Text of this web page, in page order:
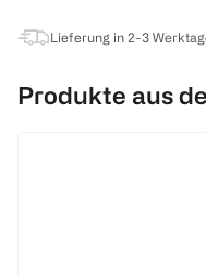
Lieferung in 2-3
Produkte aus